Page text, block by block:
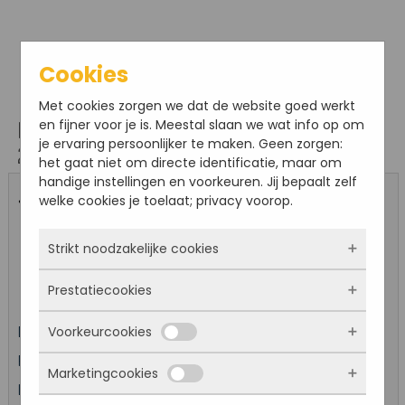
Bestel hier online je kaarten voor: Rondleiding
29 november
« Ander evenement kiezen
Evenement: Rondleiding 29 november
Datum: 29-11-2026 om 14:00
Prijs per ticket regulier: €7,50 -Uitverkocht
Locatie: Fort Sabina
Cookies
Met cookies zorgen we dat de website goed werkt
en fijner voor je is. Meestal slaan we wat info op om
je ervaring persoonlijker te maken. Geen zorgen:
het gaat niet om directe identificatie, maar om
handige instellingen en voorkeuren. Jij bepaalt zelf
welke cookies je toelaat; privacy voorop.
Strikt noodzakelijke cookies
Deze cookies zorgen ervoor dat de website
überhaupt werkt. Ze zijn dus altijd actief en
kunnen niet worden uitgezet. Meestal worden
ze alleen geplaatst als jij iets doet, zoals
inloggen, een formulier invullen of je
privacyvoorkeuren opslaan. Je kunt je browser
Prestatiecookies
Met deze cookies zien we hoe vaak onze site
bezocht wordt, waar bezoekers vandaan
komen en welke pagina’s populair zijn. Zo
kunnen we de website blijven verbeteren.
Voorkeurcookies
Deze cookies onthouden jouw voorkeuren.
Bijvoorbeeld taalkeuze of ingevulde gegevens.
Marketingcookies